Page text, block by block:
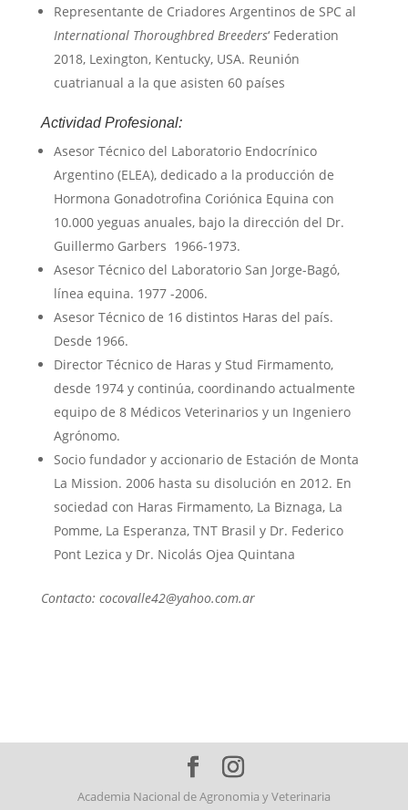
Representante de Criadores Argentinos de SPC al
International Thoroughbred Breeders‘ Federation
2018, Lexington, Kentucky, USA. Reunión
cuatrianual a la que asisten 60 países
Actividad Profesional:
Asesor Técnico del Laboratorio Endocrínico
Argentino (ELEA), dedicado a la producción de
Hormona Gonadotrofina Coriónica Equina con
10.000 yeguas anuales, bajo la dirección del Dr.
Guillermo Garbers 1966-1973.
Asesor Técnico del Laboratorio San Jorge-Bagó,
línea equina. 1977 -2006.
Asesor Técnico de 16 distintos Haras del país.
Desde 1966.
Director Técnico de Haras y Stud Firmamento,
desde 1974 y continúa, coordinando actualmente
equipo de 8 Médicos Veterinarios y un Ingeniero
Agrónomo.
Socio fundador y accionario de Estación de Monta
La Mission. 2006 hasta su disolución en 2012. En
sociedad con Haras Firmamento, La Biznaga, La
Pomme, La Esperanza, TNT Brasil y Dr. Federico
Pont Lezica y Dr. Nicolás Ojea Quintana
Contacto: cocovalle42@yahoo.com.ar
Academia Nacional de Agronomia y Veterinaria